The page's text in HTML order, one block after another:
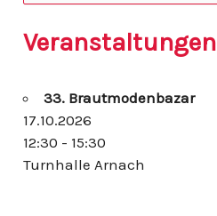
h
e
a
c
h
Veranstaltungen
33. Brautmodenbazar
17.10.2026
12:30 - 15:30
Turnhalle Arnach